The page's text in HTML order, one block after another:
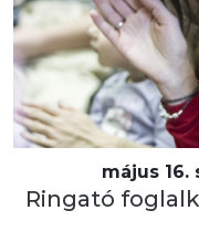
május 16.
Ringató